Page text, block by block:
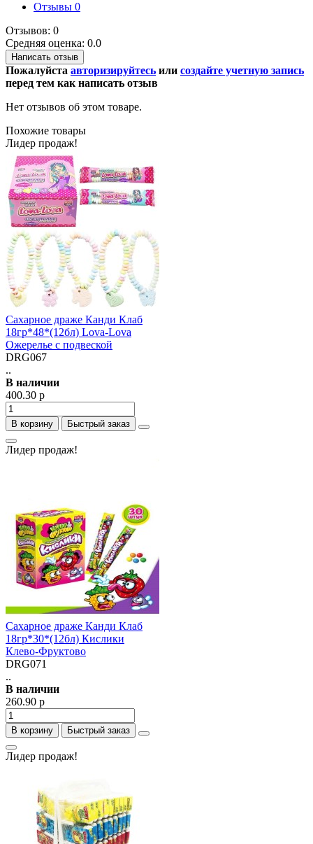
Отзывы 0
Отзывов: 0
Средняя оценка: 0.0
Написать отзыв
Пожалуйста авторизируйтесь или создайте учетную запись
перед тем как написать отзыв
Нет отзывов об этом товаре.
Похожие товары
Лидер продаж!
Сахарное драже Канди Клаб
18гр*48*(12бл) Lova-Lova
Ожерелье с подвеской
DRG067
..
В наличии
400.30 р
В корзину Быстрый заказ
Лидер продаж!
Сахарное драже Канди Клаб
18гр*30*(12бл) Кислики
Клево-Фруктово
DRG071
..
В наличии
260.90 р
В корзину Быстрый заказ
Лидер продаж!